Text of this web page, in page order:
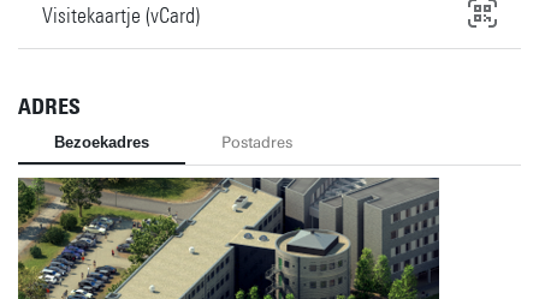
Visitekaartje (vCard)
ADRES
Bezoekadres Postadres